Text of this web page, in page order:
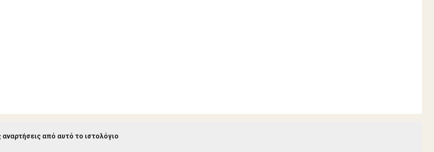
αναρτήσεις από αυτό το ιστολόγιο